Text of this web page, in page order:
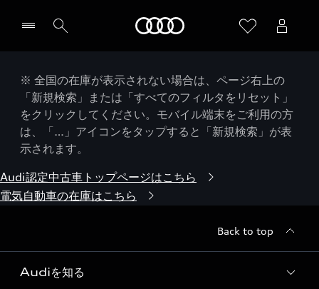
※ 全国の在庫が表示されない場合は、ページ右上の
「新規検索」または「すべてのフィルタをリセット」
をクリックしてください。モバイル端末をご利用の方
は、「…」アイコンをタップすると「新規検索」が表
示されます。
Audi認定中古車トップページはこちら
電気自動車の在庫はこちら
Back to top
Audiを知る